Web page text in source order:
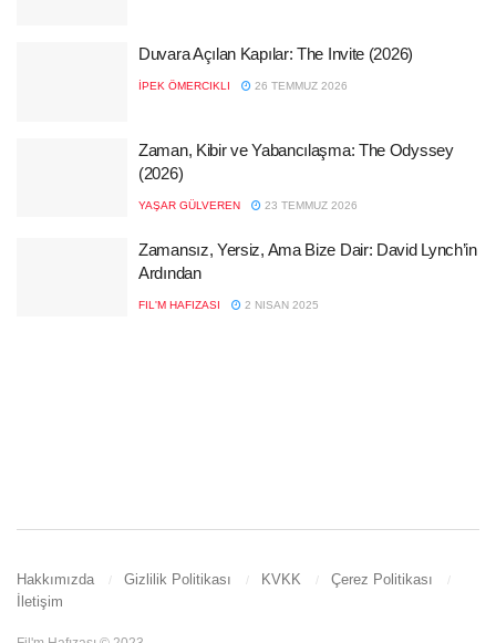
Duvara Açılan Kapılar: The Invite (2026)
İPEK ÖMERCIKLI 26 TEMMUZ 2026
Zaman, Kibir ve Yabancılaşma: The Odyssey
(2026)
YAŞAR GÜLVEREN 23 TEMMUZ 2026
Zamansız, Yersiz, Ama Bize Dair: David Lynch’in
Ardından
FIL'M HAFIZASI 2 NISAN 2025
Hakkımızda Gizlilik Politikası KVKK
Çerez Politikası
İletişim